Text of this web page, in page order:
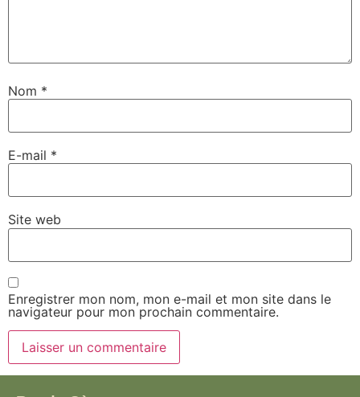
Nom *
E-mail *
Site web
Enregistrer mon nom, mon e-mail et mon site dans le
navigateur pour mon prochain commentaire.